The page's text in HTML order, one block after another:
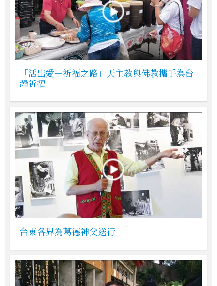
「活出愛－祈福之路」天主教與佛教攜手為台
灣祈福
台東各界為葛德神父送行